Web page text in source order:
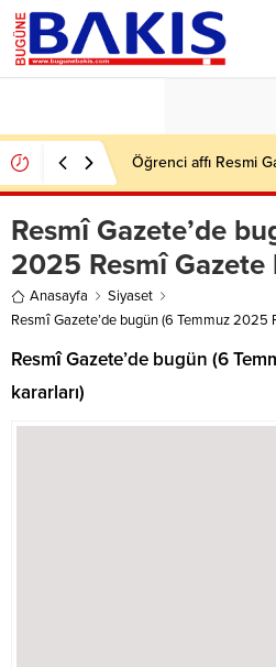
Öğrenci affı Resmi
Resmî Gazete’de
2025 Resmî Gazete
Anasayfa
Siyaset
Resmî Gazete’de bugün (6 Temmuz 2025
Resmî Gazete’de bugün (6
kararları)